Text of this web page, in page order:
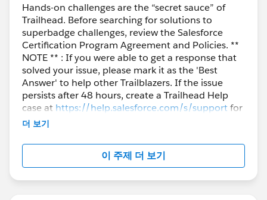
Hands-on challenges are the “secret sauce” of
Trailhead. Before searching for solutions to
superbadge challenges, review the Salesforce
Certification Program Agreement and Policies. **
NOTE ** : If you were able to get a response that
solved your issue, please mark it as the 'Best
Answer' to help other Trailblazers. If the issue
persists after 48 hours, create a Trailhead Help
case at https://help.salesforce.com/s/supportfor
further assistance.
더 보기
이 주제 더 보기